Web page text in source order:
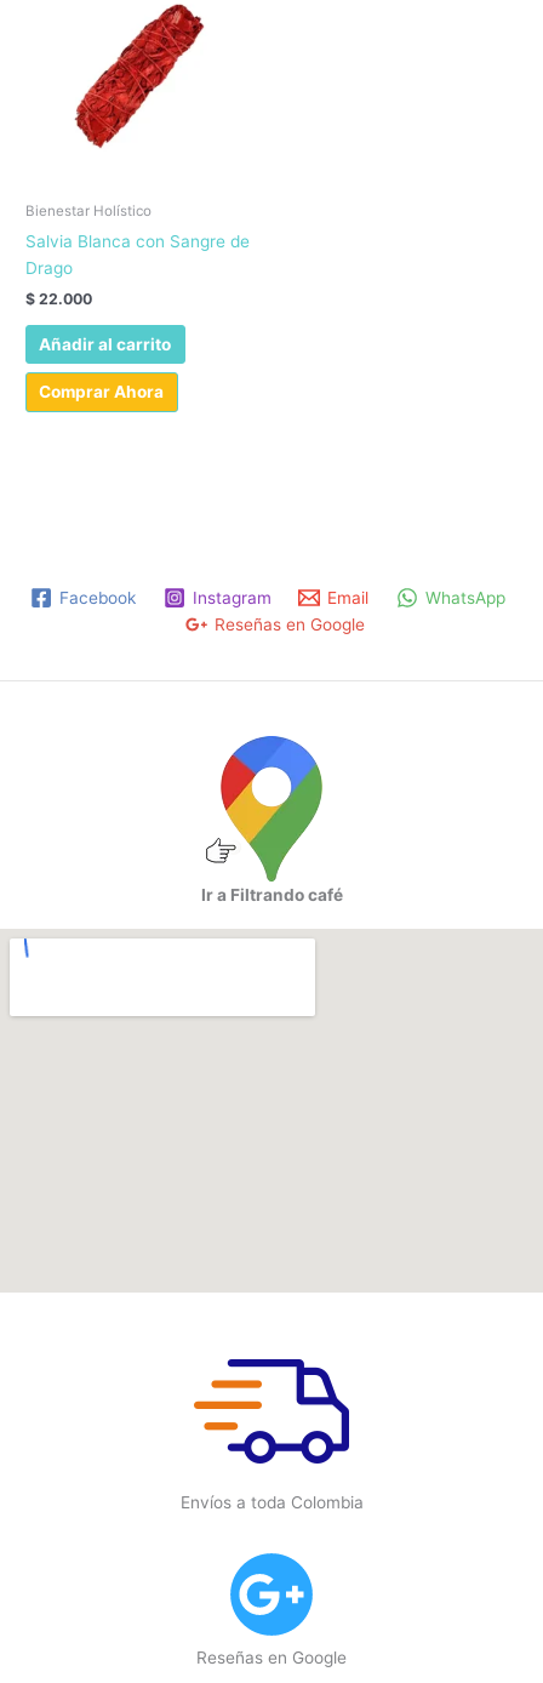
Bienestar Holístico
Salvia Blanca con Sangre de
Drago
$ 22.000
Añadir al carrito
Comprar Ahora
Facebook Instagram Email
WhatsApp
Reseñas en Google
Ir a Filtrando café
Envíos a toda Colombia
Reseñas en Google